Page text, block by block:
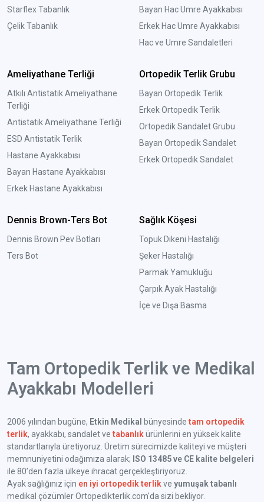
Starflex Tabanlık
Çelik Tabanlık
Bayan Hac Umre Ayakkabısı
Erkek Hac Umre Ayakkabısı
Hac ve Umre Sandaletleri
Ameliyathane Terliği
Atkılı Antistatik Ameliyathane
Terliği
Antistatik Ameliyathane Terliği
ESD Antistatik Terlik
Hastane Ayakkabısı
Bayan Hastane Ayakkabısı
Erkek Hastane Ayakkabısı
Ortopedik Terlik Grubu
Bayan Ortopedik Terlik
Erkek Ortopedik Terlik
Ortopedik Sandalet Grubu
Bayan Ortopedik Sandalet
Erkek Ortopedik Sandalet
Dennis Brown-Ters Bot
Dennis Brown Pev Botları
Ters Bot
Sağlık Köşesi
Topuk Dikeni Hastalığı
Şeker Hastalığı
Parmak Yamukluğu
Çarpık Ayak Hastalığı
İçe ve Dışa Basma
Tam Ortopedik Terlik ve Medikal
Ayakkabı Modelleri
2006 yılından bugüne, Etkin Medikal bünyesindetam ortopedik
terlik, ayakkabı, sandalet vetabanlık ürünlerini en yüksek kalite
standartlarıyla üretiyoruz. Üretim sürecimizde kaliteyi ve müşteri
memnuniyetini odağımıza alarak; ISO 13485 ve CE kalite belgeleri
ile 80’den fazla ülkeye ihracat gerçekleştiriyoruz.
Ayak sağlığınız için en iyi ortopedik terlik ve yumuşak tabanlı
medikal çözümler Ortopedikterlik.com'da sizi bekliyor.